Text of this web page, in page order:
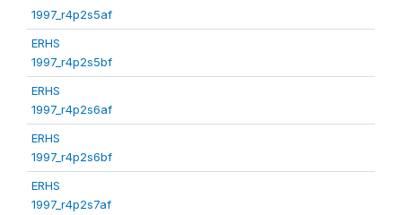
1997_r4p2s5af
ERHS
1997_r4p2s5bf
ERHS
1997_r4p2s6af
ERHS
1997_r4p2s6bf
ERHS
1997_r4p2s7af